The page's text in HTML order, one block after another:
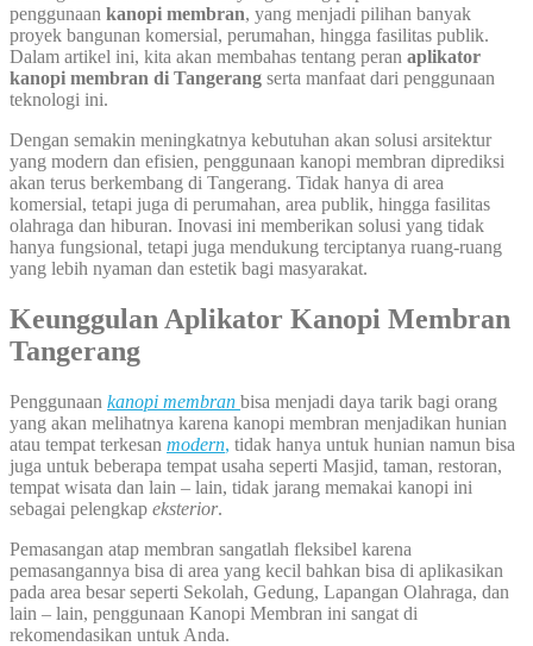
penggunaan kanopi membran, yang menjadi pilihan banyak
proyek bangunan komersial, perumahan, hingga fasilitas publik.
Dalam artikel ini, kita akan membahas tentang peran aplikator
kanopi membran di Tangerang serta manfaat dari penggunaan
teknologi ini.
Dengan semakin meningkatnya kebutuhan akan solusi arsitektur
yang modern dan efisien, penggunaan kanopi membran diprediksi
akan terus berkembang di Tangerang. Tidak hanya di area
komersial, tetapi juga di perumahan, area publik, hingga fasilitas
olahraga dan hiburan. Inovasi ini memberikan solusi yang tidak
hanya fungsional, tetapi juga mendukung terciptanya ruang-ruang
yang lebih nyaman dan estetik bagi masyarakat.
Keunggulan Aplikator Kanopi Membran
Tangerang
Penggunaan kanopi membran bisa menjadi daya tarik bagi orang
yang akan melihatnya karena kanopi membran menjadikan hunian
atau tempat terkesan modern, tidak hanya untuk hunian namun bisa
juga untuk beberapa tempat usaha seperti Masjid, taman, restoran,
tempat wisata dan lain – lain, tidak jarang memakai kanopi ini
sebagai pelengkap eksterior.
Pemasangan atap membran sangatlah fleksibel karena
pemasangannya bisa di area yang kecil bahkan bisa di aplikasikan
pada area besar seperti Sekolah, Gedung, Lapangan Olahraga, dan
lain – lain, penggunaan Kanopi Membran ini sangat di
rekomendasikan untuk Anda.